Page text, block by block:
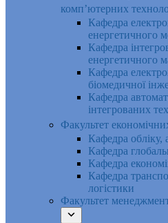
комп’ютерних
Кафедра
енергетичного
Кафедра
енергетичного
Кафедра
біомедичної
Кафедра
інтегрованих
Факультет
Кафедра обліку,
Кафедра
Кафедра
Кафедра
логістики
Факультет